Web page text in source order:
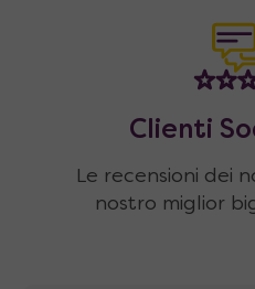
Clienti
Le recensioni dei
nostro miglior